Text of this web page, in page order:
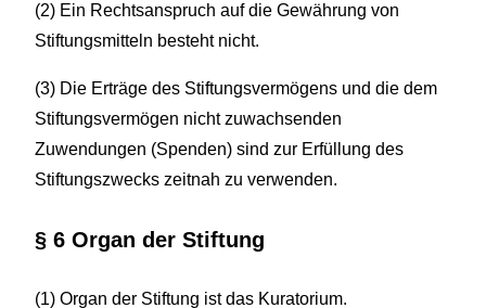
(2) Ein Rechtsanspruch auf die Gewährung von
Stiftungsmitteln besteht nicht.
(3) Die Erträge des Stiftungsvermögens und die dem
Stiftungsvermögen nicht zuwachsenden
Zuwendungen (Spenden) sind zur Erfüllung des
Stiftungszwecks zeitnah zu verwenden.
§ 6 Organ der Stiftung
(1) Organ der Stiftung ist das Kuratorium.